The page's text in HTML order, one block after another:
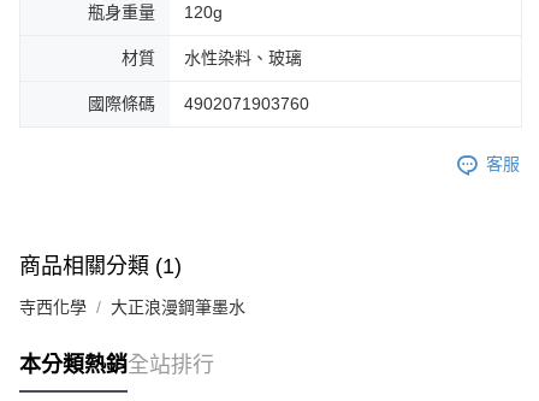
瓶身重量 120g
材質 水性染料、玻璃
國際條碼 4902071903760
客服
商品相關分類 (1)
寺西化學 大正浪漫鋼筆墨水
本分類熱銷全站排行